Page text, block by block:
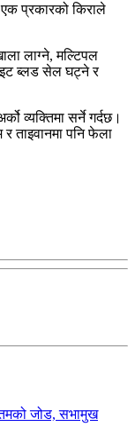
प्रकारको किराले
लाग्ने, मल्टिपल
ब्लड सेल घट्ने र
व्यक्तिमा सर्ने गर्दछ।
र ताइवानमा पनि फेला